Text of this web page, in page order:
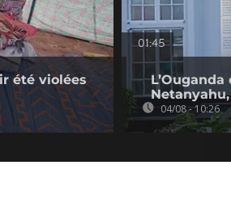
été violées
01:45
Netanyahu,
04/08 - 10:26